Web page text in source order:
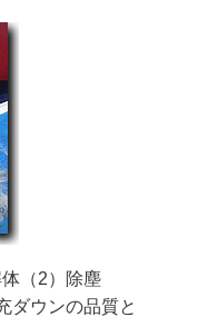
（2）除塵
ダウンの品質と